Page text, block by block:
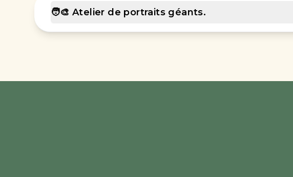
🧑‍🎨 Atelier de portraits géants.